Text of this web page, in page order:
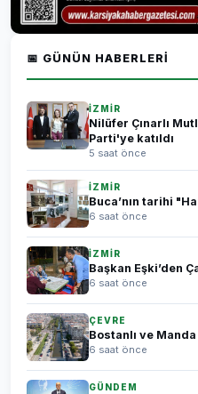
📅 GÜNÜN HABERLERI
İZMİR
Nilüfer Çınarlı
Parti'ye katıldı
5 saat önce
İZMİR
Buca’nın tarihi
6 saat önce
İZMİR
Başkan Eşki’den
6 saat önce
ÇEVRE
Bostanlı ve
6 saat önce
GÜNDEM